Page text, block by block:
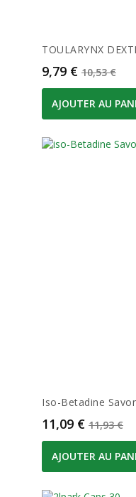
TOULARYNX
Prix
9,79 € Prix de
10,53 €
AJOUTER AU
Iso-Betadine
Prix
11,09 € Prix de
11,93 €
AJOUTER AU